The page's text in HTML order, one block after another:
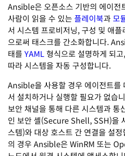
Ansible은 오픈소스 기반의 에이전
사람이 읽을 수 있는 플레이북과모
서 시스템 프로비저닝, 구성 및 애
으로써 태스크를 간소화합니다.
태를 YAML형식으로 설명하게 되
따라 시스템을 자동 구성합니다.
Ansible을 사용할 경우 에이전트를
서 설치하거나 실행할 필요가 없습
보안 채널을 통해 다른 시스템과 통
인 보안 셸(Secure Shell, SSH)을
스템)와 대상 호스트 간 연결을 설
의 경우 Ansible은 WinRM 또는